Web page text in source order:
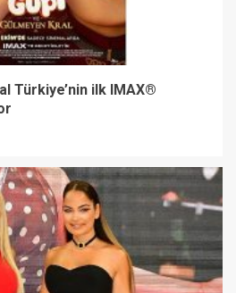
Türkiye’nin ilk IMAX®